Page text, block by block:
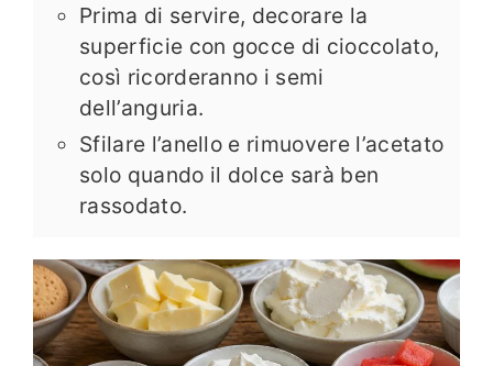
Prima di servire, decorare la
superficie con gocce di cioccolato,
così ricorderanno i semi
dell’anguria.
Sfilare l’anello e rimuovere l’acetato
solo quando il dolce sarà ben
rassodato.